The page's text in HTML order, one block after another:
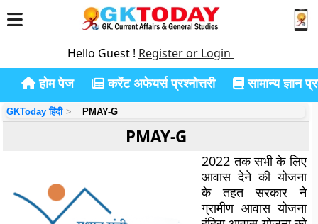
Hello Guest ! Register or Login
होम पेज करेंट अफेयर्स प्रश्नोत्तरी सामान्य ज्ञान
GKToday हिंदी PMAY-G
PMAY-G
2022 तक सभी के लिए
आवास देने की योजना
के तहत सरकार ने
ग्रामीण आवास योजना